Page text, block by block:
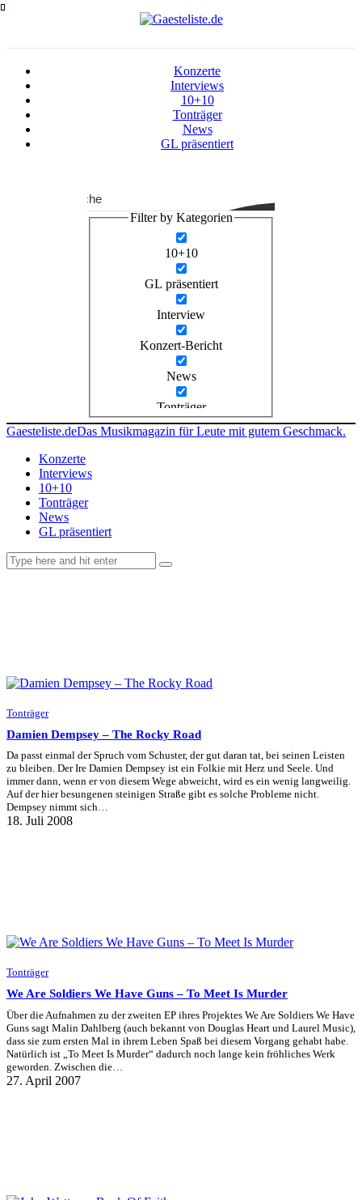
Konzerte
Interviews
10+10
Tonträger
News
GL präsentiert
Suche
Filter by Kategorien
10+10
GL präsentiert
Interview
Konzert-Bericht
News
Tonträger
Gaesteliste.deDas Musikmagazin für Leute mit gutem Geschmack.
Konzerte
Interviews
10+10
Tonträger
News
GL präsentiert
Tonträger
Damien Dempsey – The Rocky Road
Da passt einmal der Spruch vom Schuster, der gut daran tat, bei seinen Leisten
zu bleiben. Der Ire Damien Dempsey ist ein Folkie mit Herz und Seele. Und
immer dann, wenn er von diesem Wege abweicht, wird es ein wenig langweilig.
Auf der hier besungenen steinigen Straße gibt es solche Probleme nicht.
Dempsey nimmt sich…
18. Juli 2008
Tonträger
We Are Soldiers We Have Guns – To Meet Is Murder
Über die Aufnahmen zu der zweiten EP ihres Projektes We Are Soldiers We Have
Guns sagt Malin Dahlberg (auch bekannt von Douglas Heart und Laurel Music),
dass sie zum ersten Mal in ihrem Leben Spaß bei diesem Vorgang gehabt habe.
Natürlich ist „To Meet Is Murder“ dadurch noch lange kein fröhliches Werk
geworden. Zwischen die…
27. April 2007